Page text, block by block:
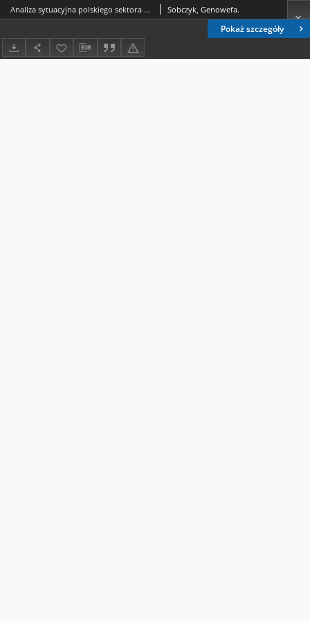
Pokaż szczegóły
Analiza sytuacyjna polskiego sektora małych i średnich przedsiębiorstw Sobczyk, Genowefa.